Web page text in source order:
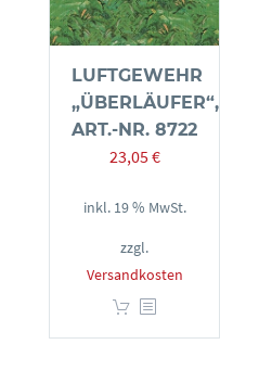
LUFTGEWEHR
„ÜBERLÄUFER“,
ART.-NR. 8722
23,05€
inkl. 19 % MwSt.
zzgl.
Versandkosten